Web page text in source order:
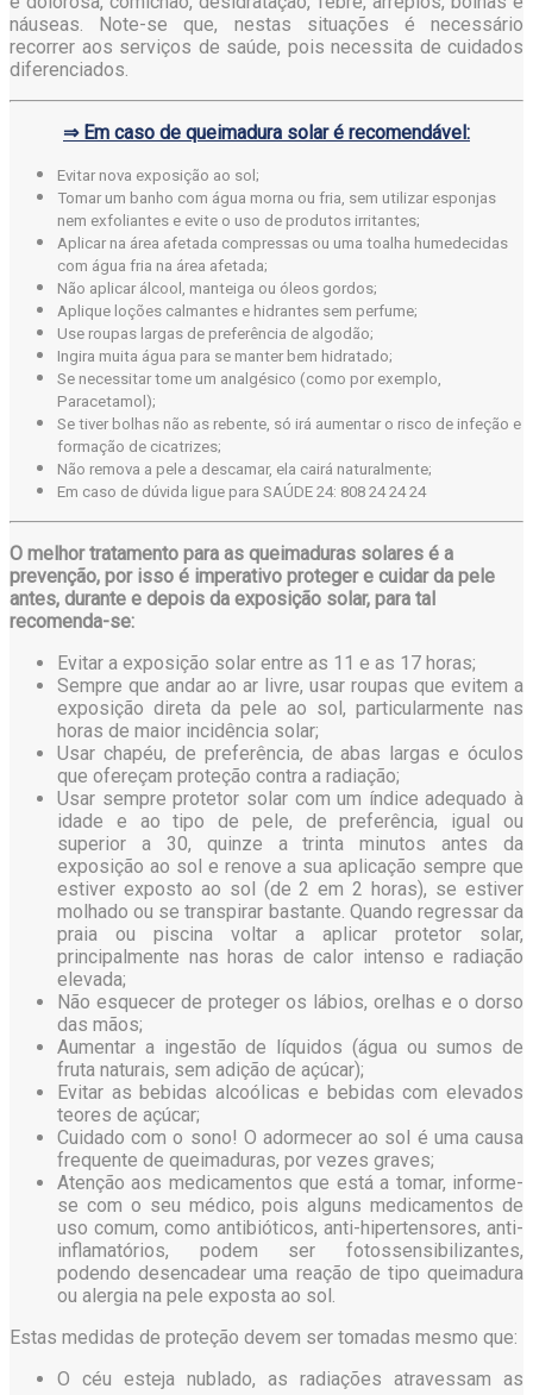
náuseas. Note-se que, nestas situações é necessário
recorrer aos serviços de saúde, pois necessita de cuidados
diferenciados.
⇒ Em caso de queimadura solar é recomendável:
Evitar nova exposição ao sol;
Tomar um banho com água morna ou fria, sem utilizar esponjas
nem exfoliantes e evite o uso de produtos irritantes;
Aplicar na área afetada compressas ou uma toalha humedecidas
com água fria na área afetada;
Não aplicar álcool, manteiga ou óleos gordos;
Aplique loções calmantes e hidrantes sem perfume;
Use roupas largas de preferência de algodão;
Ingira muita água para se manter bem hidratado;
Se necessitar tome um analgésico (como por exemplo,
Paracetamol);
Se tiver bolhas não as rebente, só irá aumentar o risco de infeção e
formação de cicatrizes;
Não remova a pele a descamar, ela cairá naturalmente;
Em caso de dúvida ligue para SAÚDE 24: 808 24 24 24
O melhor tratamento para as queimaduras solares é a
prevenção, por isso é imperativo proteger e cuidar da pele
antes, durante e depois da exposição solar, para tal
recomenda-se:
Evitar a exposição solar entre as 11 e as 17 horas;
Sempre que andar ao ar livre, usar roupas que evitem a
exposição direta da pele ao sol, particularmente nas
horas de maior incidência solar;
Usar chapéu, de preferência, de abas largas e óculos
que ofereçam proteção contra a radiação;
Usar sempre protetor solar com um índice adequado à
idade e ao tipo de pele, de preferência, igual ou
superior a 30, quinze a trinta minutos antes da
exposição ao sol e renove a sua aplicação sempre que
estiver exposto ao sol (de 2 em 2 horas), se estiver
molhado ou se transpirar bastante. Quando regressar da
praia ou piscina voltar a aplicar protetor solar,
principalmente nas horas de calor intenso e radiação
elevada;
Não esquecer de proteger os lábios, orelhas e o dorso
das mãos;
Aumentar a ingestão de líquidos (água ou sumos de
fruta naturais, sem adição de açúcar);
Evitar as bebidas alcoólicas e bebidas com elevados
teores de açúcar;
Cuidado com o sono! O adormecer ao sol é uma causa
frequente de queimaduras, por vezes graves;
Atenção aos medicamentos que está a tomar, informe-
se com o seu médico, pois alguns medicamentos de
uso comum, como antibióticos, anti-hipertensores, anti-
inflamatórios, podem ser fotossensibilizantes,
podendo desencadear uma reação de tipo queimadura
ou alergia na pele exposta ao sol.
Estas medidas de proteção devem ser tomadas mesmo que:
O céu esteja nublado, as radiações atravessam as